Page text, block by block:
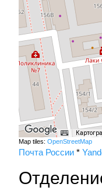
Map tiles: OpenStreetMap
Почта России *